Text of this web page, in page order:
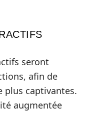
seront
afin de
plus captivantes.
augmentée